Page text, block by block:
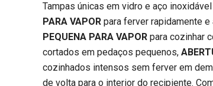
Tampas únicas em vidro e aço
PARA VAPOR para ferver rapidamente
PEQUENA PARA VAPOR para cozinhar
cortados em pedaços pequenos,
cozinhados intensos sem ferver em
de volta para o interior do recipiente.